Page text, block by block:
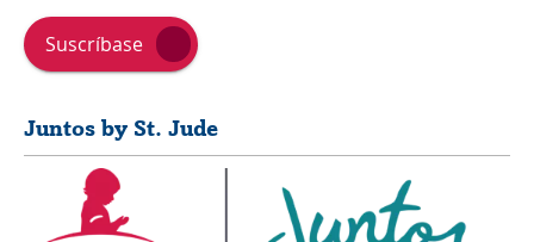
Suscríbase
Juntos by St. Jude